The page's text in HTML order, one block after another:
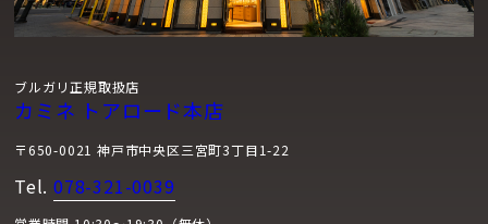
ブルガリ正規取扱店
カミネ トアロード本店
〒650-0021 神戸市中央区三宮町3丁目1-22
Tel. 078-321-0039